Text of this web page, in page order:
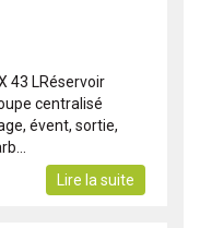
43 LRéservoir
centralisé
évent, sortie,
Lire la suite